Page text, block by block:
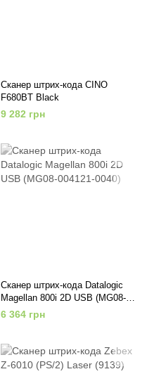
Сканер штрих-кода CINO
F680BT Black
9 282 грн
Сканер штрих-кода Datalogic
Magellan 800i 2D USB (MG08-
004121-0040)
6 364 грн